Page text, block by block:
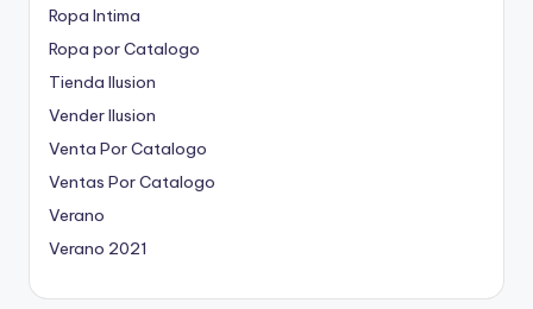
Ropa Intima
Ropa por Catalogo
Tienda Ilusion
Vender Ilusion
Venta Por Catalogo
Ventas Por Catalogo
Verano
Verano 2021